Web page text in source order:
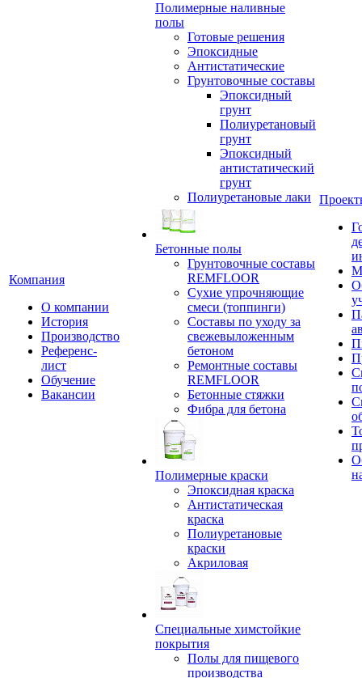
Компания
О компании
История
Производство
Референс-
лист
Обучение
Вакансии
Полимерные наливные
полы
Готовые решения
Эпоксидные
Антистатические
Грунтовочные составы
Эпоксидный
грунт
Полиуретановый
грунт
Эпоксидный
антистатический
грунт
Полиуретановые лаки
Бетонные полы
Грунтовочные составы
REMFLOOR
Сухие упрочняющие
смеси (топпинги)
Составы по уходу за
свежевыложенным
бетоном
Ремонтные составы
REMFLOOR
Бетонные стяжки
Фибра для бетона
Полимерные краски
Эпоксидная краска
Антистатическая
краска
Полиуретановые
краски
Акриловая
Специальные химстойкие
покрытия
Полы для пищевого
производства